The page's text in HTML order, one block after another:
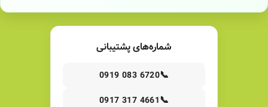
شماره‌های پشتیبانی
📞
0919 083 6720
📞
0917 317 4661